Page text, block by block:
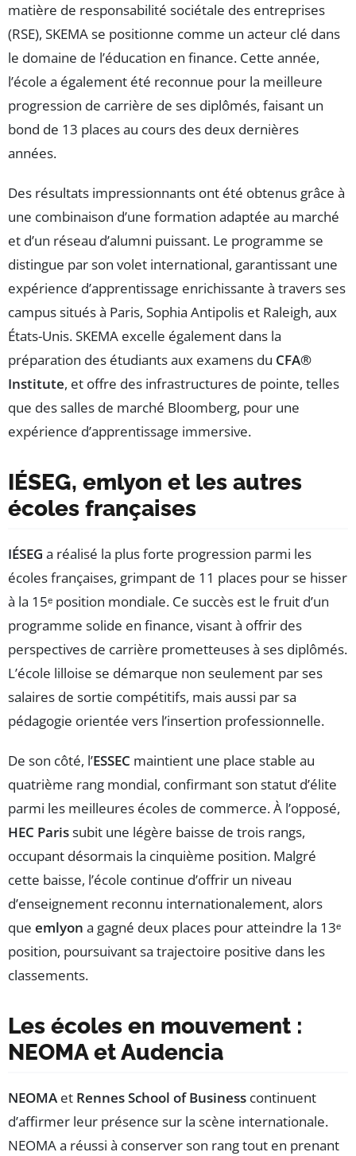
matière de responsabilité sociétale des entreprises
(RSE), SKEMA se positionne comme un acteur clé dans
le domaine de l’éducation en finance. Cette année,
l’école a également été reconnue pour la meilleure
progression de carrière de ses diplômés, faisant un
bond de 13 places au cours des deux dernières
années.
Des résultats impressionnants ont été obtenus grâce à
une combinaison d’une formation adaptée au marché
et d’un réseau d’alumni puissant. Le programme se
distingue par son volet international, garantissant une
expérience d’apprentissage enrichissante à travers ses
campus situés à Paris, Sophia Antipolis et Raleigh, aux
États-Unis. SKEMA excelle également dans la
préparation des étudiants aux examens du CFA®
Institute, et offre des infrastructures de pointe, telles
que des salles de marché Bloomberg, pour une
expérience d’apprentissage immersive.
IÉSEG, emlyon et les autres
écoles françaises
IÉSEG a réalisé la plus forte progression parmi les
écoles françaises, grimpant de 11 places pour se hisser
à la 15ᵉ position mondiale. Ce succès est le fruit d’un
programme solide en finance, visant à offrir des
perspectives de carrière prometteuses à ses diplômés.
L’école lilloise se démarque non seulement par ses
salaires de sortie compétitifs, mais aussi par sa
pédagogie orientée vers l’insertion professionnelle.
De son côté, l’ESSEC maintient une place stable au
quatrième rang mondial, confirmant son statut d’élite
parmi les meilleures écoles de commerce. À l’opposé,
HEC Parissubit une légère baisse de trois rangs,
occupant désormais la cinquième position. Malgré
cette baisse, l’école continue d’offrir un niveau
d’enseignement reconnu internationalement, alors
que emlyon a gagné deux places pour atteindre la 13ᵉ
position, poursuivant sa trajectoire positive dans les
classements.
Les écoles en mouvement :
NEOMA et Audencia
NEOMA et Rennes School of Business continuent
d’affirmer leur présence sur la scène internationale.
NEOMA a réussi à conserver son rang tout en prenant